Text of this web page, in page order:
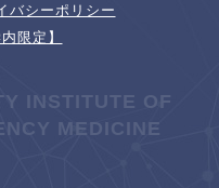
バシーポリシー
限定】
INSTITUTE OF
MEDICINE